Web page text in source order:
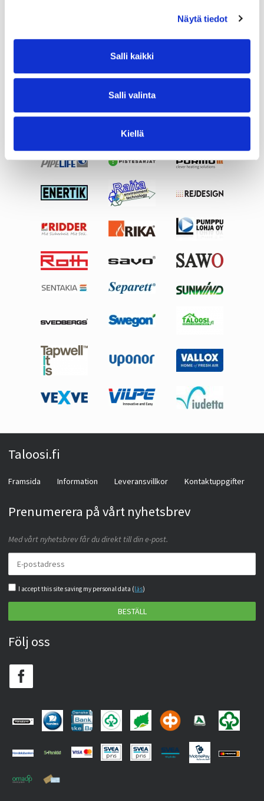
Näytä tiedot
Salli kaikki
Salli valinta
Kiellä
Taloosi.fi
Framsida Information Leveransvillkor Kontaktuppgifter
Prenumerera på vårt nyhetsbrev
Med vårt nyhetsbrev får du direkt till din e-post.
I accept this site saving my personal data (läs)
BESTÄLL
Följ oss